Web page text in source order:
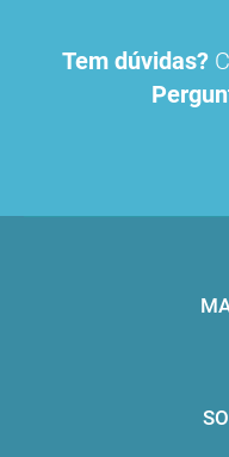
Tem dúvidas?